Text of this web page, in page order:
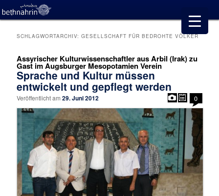
SCHLAGWORTARCHIV:GESELLSCHAFT FÜR BEDROHTE VÖLKER
Assyrischer Kulturwissenschaftler aus Arbil (Irak) zu
Gast im Augsburger Mesopotamien Verein
Sprache und Kultur müssen
entwickelt und gepflegt werden
Veröffentlicht am29. Juni 2012 0